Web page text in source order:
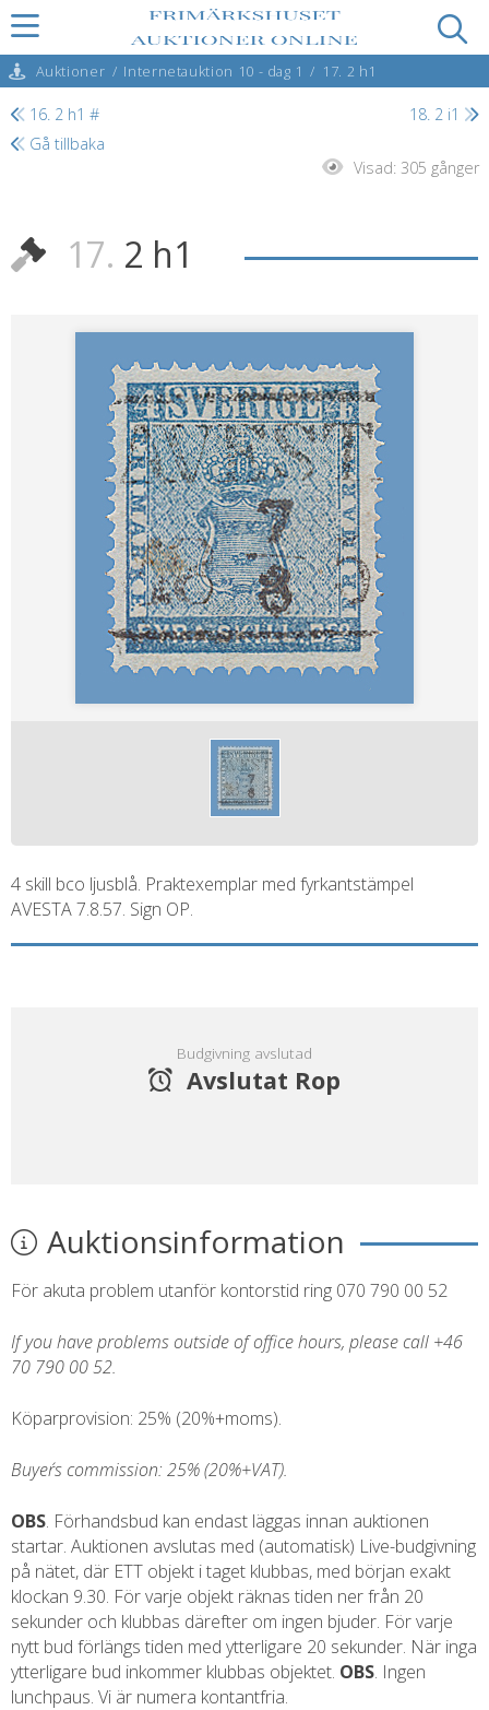
Auktioner / Internetauktion 10 - dag 1 / 17. 2 h1
16. 2 h1 #
18. 2 i1
Gå tillbaka
Visad: 305 gånger
17. 2 h1
4 skill bco ljusblå. Praktexemplar med fyrkantstämpel
AVESTA 7.8.57. Sign OP.
Budgivning avslutad
Avslutat Rop
Auktionsinformation
För akuta problem utanför kontorstid ring 070 790 00 52
If you have problems outside of office hours, please call +46
70 790 00 52.
Köparprovision: 25% (20%+moms).
Buyer´s commission: 25% (20%+VAT).
OBS. Förhandsbud kan endast läggas innan auktionen
startar. Auktionen avslutas med (automatisk) Live-budgivning
på nätet, där ETT objekt i taget klubbas, med början exakt
klockan 9.30. För varje objekt räknas tiden ner från 20
sekunder och klubbas därefter om ingen bjuder. För varje
nytt bud förlängs tiden med ytterligare 20 sekunder. När inga
ytterligare bud inkommer klubbas objektet. OBS. Ingen
lunchpaus. Vi är numera kontantfria.